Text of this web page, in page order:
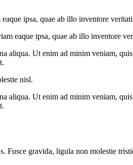
ipsa, quae ab illo inventore
eaque ipsa, quae ab illo inventore
aliqua. Ut enim ad minim veniam,
nisl.
aliqua. Ut enim ad minim veniam,
Fusce gravida, ligula non molestie